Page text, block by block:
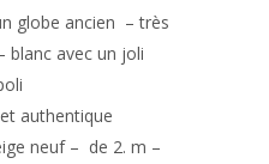
globe ancien – très
blanc avec un joli
authentique
neuf – de 2. m –